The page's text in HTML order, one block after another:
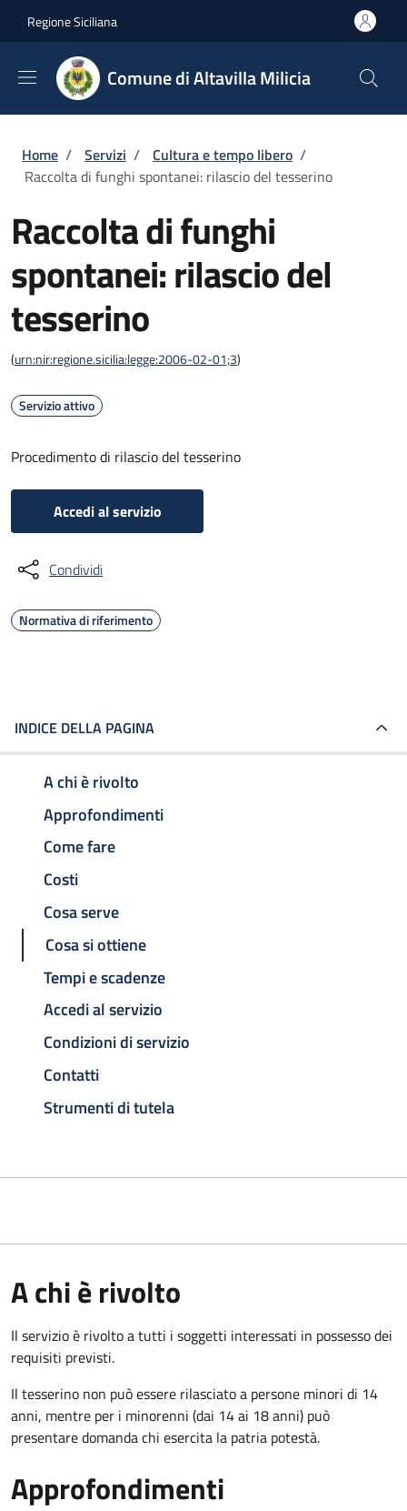
Regione Siciliana
Comune di Altavilla Milicia
Briciole di pane
Home / Servizi / Cultura e tempo libero /
Raccolta di funghi spontanei: rilascio del tesserino
Raccolta di funghi
spontanei: rilascio del
tesserino
(urn:nir:regione.sicilia:legge:2006-02-01;3)
Servizio attivo
Procedimento di rilascio del tesserino
Accedi al servizio
Condividi
Normativa di riferimento
INDICE DELLA PAGINA
A chi è rivolto
Approfondimenti
Come fare
Costi
Cosa serve
Cosa si ottiene
Tempi e scadenze
Accedi al servizio
Condizioni di servizio
Contatti
Strumenti di tutela
A chi è rivolto
Il servizio è rivolto a tutti i soggetti interessati in possesso dei
requisiti previsti.
Il tesserino non può essere rilasciato a persone minori di 14
anni, mentre per i minorenni (dai 14 ai 18 anni) può
presentare domanda chi esercita la patria potestà.
Approfondimenti